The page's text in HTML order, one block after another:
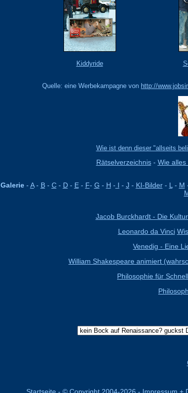
Kiddyride
Quelle: eine Werbekampagne von http://
Wie ist denn dieser "allseits
Rätselverzeichnis- Wie alles
Galerie- A- B- C- D- E- F- G - H - I - J - KI-Bilder- L - M
Jacob Burckhardt - Die
Leonardo da Vinci
Venedig - Eine
William Shakespeare animiert
Philosophie für